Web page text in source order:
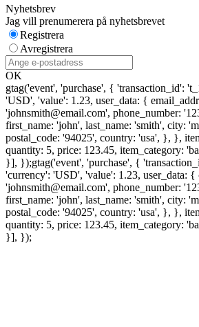
Nyhetsbrev
Jag vill prenumerera på nyhetsbrevet
Registrera
Avregistrera
OK
gtag('event', 'purchase', { 'transaction_id':
'USD', 'value': 1.23, user_data: {
'johnsmith@email.com', phone_number:
first_name: 'john', last_name: 'smith', city:
postal_code: '94025', country: 'usa', }, },
quantity: 5, price: 123.45, item_category:
}], });gtag('event', 'purchase', {
'currency': 'USD', 'value': 1.23, user_data: {
'johnsmith@email.com', phone_number:
first_name: 'john', last_name: 'smith', city:
postal_code: '94025', country: 'usa', }, },
quantity: 5, price: 123.45, item_category:
}], });